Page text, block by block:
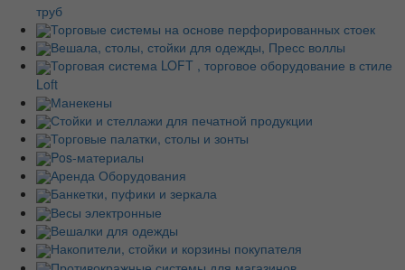
труб
Торговые системы на основе перфорированных стоек
Вешала, столы, стойки для одежды, Пресс воллы
Торговая система LOFT , торговое оборудование в стиле
Loft
Манекены
Стойки и стеллажи для печатной продукции
Торговые палатки, столы и зонты
Pos-материалы
Аренда Оборудования
Банкетки, пуфики и зеркала
Весы электронные
Вешалки для одежды
Накопители, стойки и корзины покупателя